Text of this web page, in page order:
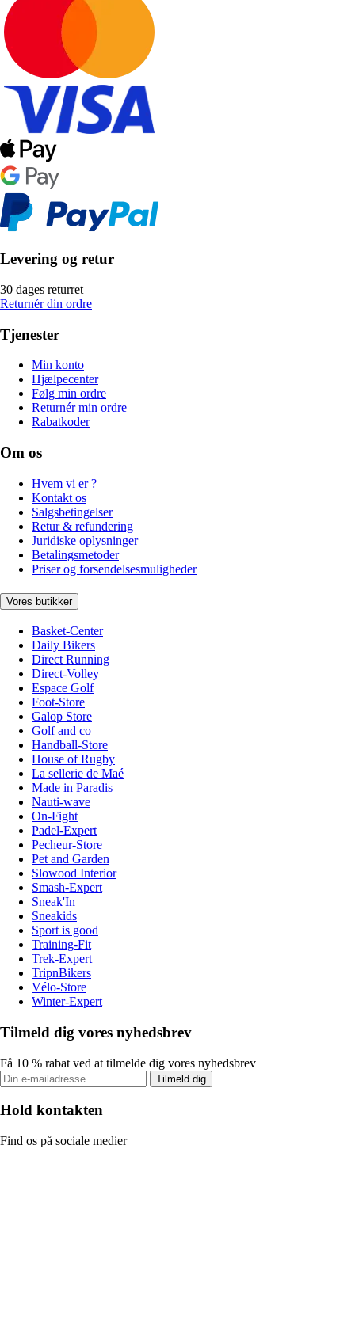
Levering og retur
30 dages returret
Returnér din ordre
Tjenester
Min konto
Hjælpecenter
Følg min ordre
Returnér min ordre
Rabatkoder
Om os
Hvem vi er ?
Kontakt os
Salgsbetingelser
Retur & refundering
Juridiske oplysninger
Betalingsmetoder
Priser og forsendelsesmuligheder
Vores butikker
Basket-Center
Daily Bikers
Direct Running
Direct-Volley
Espace Golf
Foot-Store
Galop Store
Golf and co
Handball-Store
House of Rugby
La sellerie de Maé
Made in Paradis
Nauti-wave
On-Fight
Padel-Expert
Pecheur-Store
Pet and Garden
Slowood Interior
Smash-Expert
Sneak'In
Sneakids
Sport is good
Training-Fit
Trek-Expert
TripnBikers
Vélo-Store
Winter-Expert
Tilmeld dig vores nyhedsbrev
Få 10 % rabat ved at tilmelde dig vores nyhedsbrev
Tilmeld dig
Hold kontakten
Find os på sociale medier